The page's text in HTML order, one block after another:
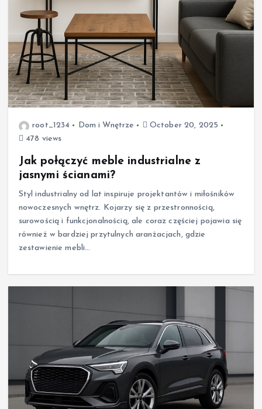
root_1234 Dom i Wnętrze
October 20, 2025
478 views
Jak połączyć meble industrialne z
jasnymi ścianami?
Styl industrialny od lat inspiruje projektantów i miłośników
nowoczesnych wnętrz. Kojarzy się z przestronnością,
surowością i funkcjonalnością, ale coraz częściej pojawia się
również w bardziej przytulnych aranżacjach, gdzie
zestawienie mebli…